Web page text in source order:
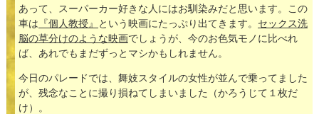
あって、スーパーカー好きな人にはお馴染みだと思います。この
車は 『個人教授』 という映画にたっぷり出てきます。 セックス洗
脳の草分けのような映画でしょうが、今のお色気モノに比べれ
ば、あれでもまだずっとマシかもしれません。
今日のパレードでは、舞妓スタイルの女性が並んで乗ってました
が、残念なことに撮り損ねてしまいました（かろうじて１枚だ
け）。